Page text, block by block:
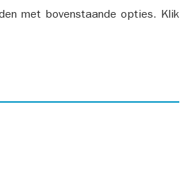
met bovenstaande opties. Klik